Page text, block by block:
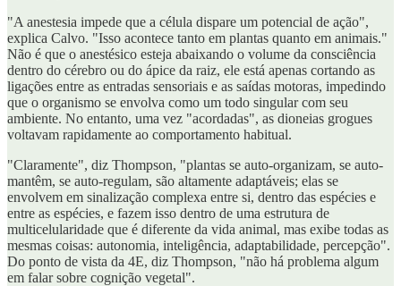
"A anestesia impede que a célula dispare um potencial de ação",
explica Calvo. "Isso acontece tanto em plantas quanto em animais."
Não é que o anestésico esteja abaixando o volume da consciência
dentro do cérebro ou do ápice da raiz, ele está apenas cortando as
ligações entre as entradas sensoriais e as saídas motoras, impedindo
que o organismo se envolva como um todo singular com seu
ambiente. No entanto, uma vez "acordadas", as dioneias grogues
voltavam rapidamente ao comportamento habitual.
"Claramente", diz Thompson, "plantas se auto-organizam, se auto-
mantêm, se auto-regulam, são altamente adaptáveis; elas se
envolvem em sinalização complexa entre si, dentro das espécies e
entre as espécies, e fazem isso dentro de uma estrutura de
multicelularidade que é diferente da vida animal, mas exibe todas as
mesmas coisas: autonomia, inteligência, adaptabilidade, percepção".
Do ponto de vista da 4E, diz Thompson, "não há problema algum
em falar sobre cognição vegetal".